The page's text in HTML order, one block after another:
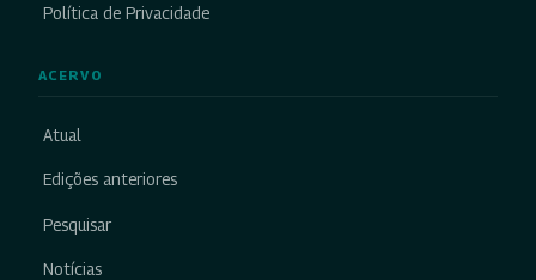
Política de Privacidade
ACERVO
Atual
Edições anteriores
Pesquisar
Notícias